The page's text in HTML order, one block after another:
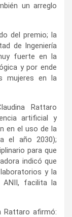
un arreglo
del premio; la
de Ingeniería
fuerte en la
y por ende
mujeres en la
Rattaro
artificial y
en el uso de la
el año 2030);
para que
indicó que
y la
ANII, facilita la
Rattaro afirmó: